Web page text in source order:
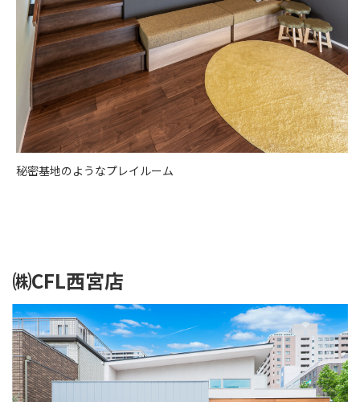
秘密基地のようなプレイルーム
㈱CFL西宮店